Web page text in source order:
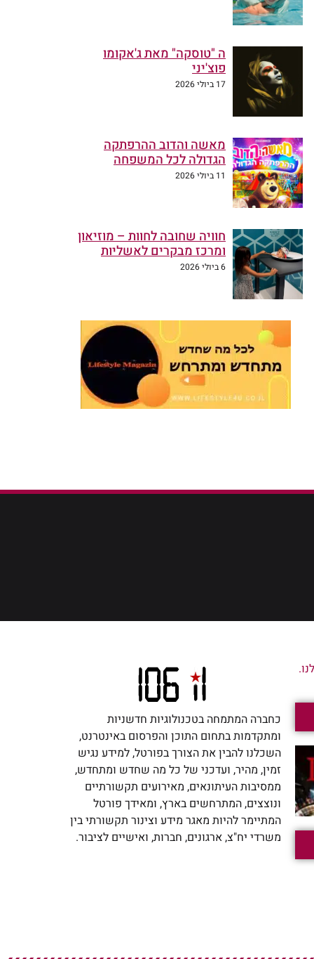
ה "טוסקה" מאת ג'אקומו
פוצ'יני
17 ביולי 2026
מאשה והדוב ההרפתקה
הגדולה לכל המשפחה
11 ביולי 2026
חוויה שחובה לחוות – מוזיאון
ומרכז מבקרים לאשליות
6 ביולי 2026
כחברה המתמחה בטכנולוגיות חדשניות
ומתקדמות בתחום התוכן והפרסום באינטרנט,
השכלנו להבין את הצורך בפורטל, למידע נגיש
זמין, מהיר, ועדכני של כל מה שחדש ומתחדש,
ממסיבות העיתונאים, מאירועים תקשורתיים
ונוצצים, המתרחשים בארץ, ומאידך פורטל
המתיימר להיות מאגר מידע וצינור תקשורתי בין
משרדי יח"צ, ארגונים, חברות, ואישיים לציבור.